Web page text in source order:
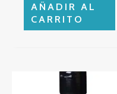
AÑADIR AL
CARRITO